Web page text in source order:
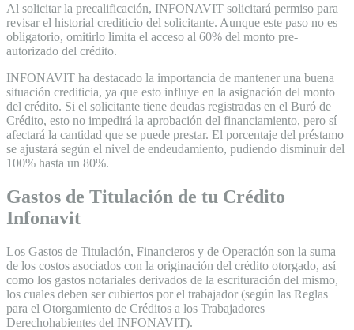
Al solicitar la precalificación, INFONAVIT solicitará permiso para
revisar el historial crediticio del solicitante. Aunque este paso no es
obligatorio, omitirlo limita el acceso al 60% del monto pre-
autorizado del crédito.
INFONAVIT ha destacado la importancia de mantener una buena
situación crediticia, ya que esto influye en la asignación del monto
del crédito. Si el solicitante tiene deudas registradas en el Buró de
Crédito, esto no impedirá la aprobación del financiamiento, pero sí
afectará la cantidad que se puede prestar. El porcentaje del préstamo
se ajustará según el nivel de endeudamiento, pudiendo disminuir del
100% hasta un 80%.
Gastos de Titulación de tu Crédito
Infonavit
Los Gastos de Titulación, Financieros y de Operación son la suma
de los costos asociados con la originación del crédito otorgado, así
como los gastos notariales derivados de la escrituración del mismo,
los cuales deben ser cubiertos por el trabajador (según las Reglas
para el Otorgamiento de Créditos a los Trabajadores
Derechohabientes del INFONAVIT).